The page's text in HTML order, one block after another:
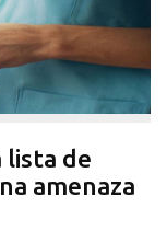
lista de
amenaza